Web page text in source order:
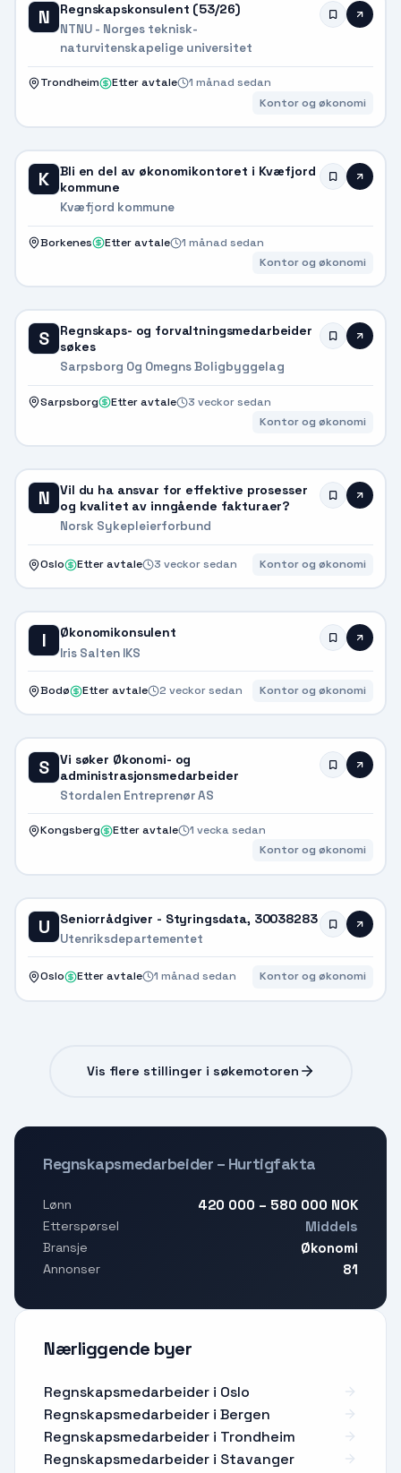
N Regnskapskonsulent (53/26)
NTNU - Norges teknisk-
naturvitenskapelige universitet
Trondheim Etter avtale
1 månad sedan
Kontor og økonomi
K
Bli en del av økonomikontoret i Kvæfjord
kommune
Kvæfjord kommune
Borkenes Etter avtale
1 månad sedan
Kontor og økonomi
S
Regnskaps- og forvaltningsmedarbeider
søkes
Sarpsborg Og Omegns Boligbyggelag
Sarpsborg Etter avtale
3 veckor sedan
Kontor og økonomi
N
Vil du ha ansvar for effektive prosesser
og kvalitet av inngående fakturaer?
Norsk Sykepleierforbund
Oslo Etter avtale 3 veckor sedan Kontor og økonomi
I Økonomikonsulent
Iris Salten IKS
Bodø Etter avtale 2 veckor sedan Kontor og økonomi
S
Vi søker Økonomi- og
administrasjonsmedarbeider
Stordalen Entreprenør AS
Kongsberg Etter avtale
1 vecka sedan
Kontor og økonomi
U Seniorrådgiver - Styringsdata, 30038283
Utenriksdepartementet
Oslo Etter avtale 1 månad sedan Kontor og økonomi
Vis flere stillinger i søkemotoren
Regnskapsmedarbeider – Hurtigfakta
Lønn 420 000 – 580 000 NOK
Etterspørsel Middels
Bransje Økonomi
Annonser 81
Nærliggende byer
Regnskapsmedarbeider i Oslo
Regnskapsmedarbeider i Bergen
Regnskapsmedarbeider i Trondheim
Regnskapsmedarbeider i Stavanger